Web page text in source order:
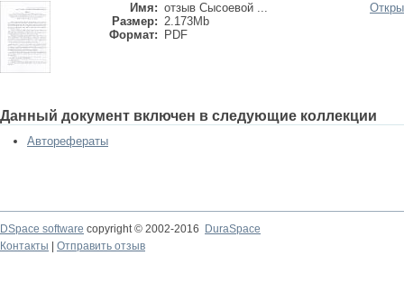
Имя: отзыв Сысоевой ...
Размер: 2.173Mb
Формат:
PDF
Данный документ включен в следующие коллекции
Авторефераты
DSpace software copyright © 2002-2016
DuraSpace
Контакты
Отправить отзыв